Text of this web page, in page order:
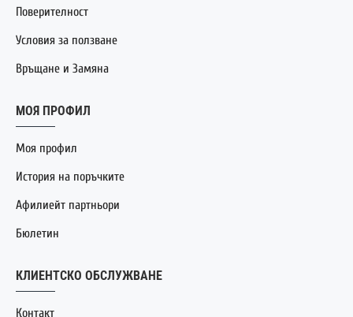
Поверителност
Условия за ползване
Връщане и Замяна
МОЯ ПРОФИЛ
Моя профил
История на поръчките
Афилиейт партньори
Бюлетин
КЛИЕНТСКО ОБСЛУЖВАНЕ
Контакт